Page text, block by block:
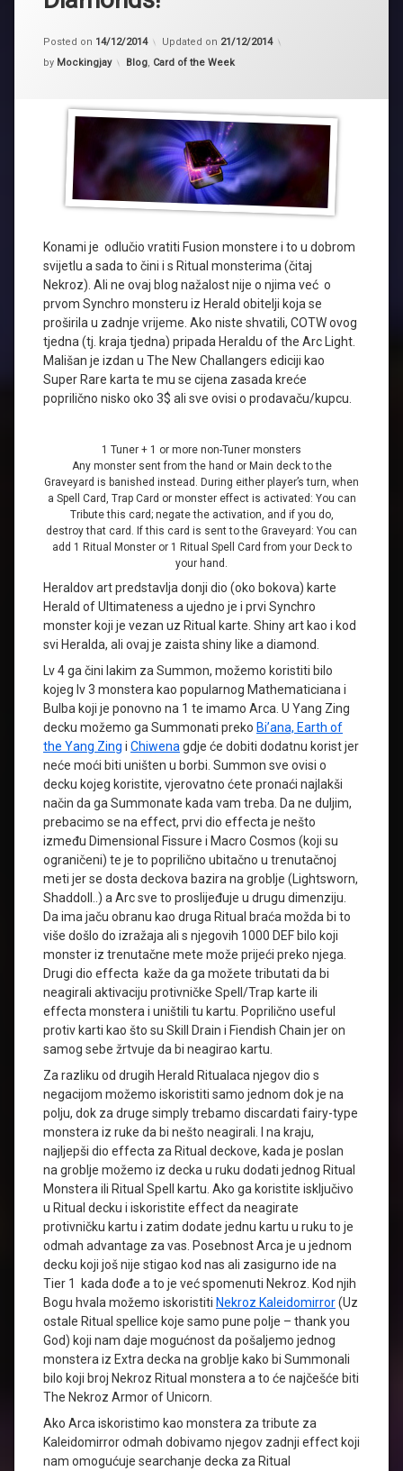
Posted on 14/12/2014 Updated on 21/12/2014
by Mockingjay Kategorije:
Blog, Card of the Week
Konami je odlučio vratiti Fusion monstere i to u dobrom
svijetlu a sada to čini i s Ritual monsterima (čitaj
Nekroz). Ali ne ovaj blog nažalost nije o njima već o
prvom Synchro monsteru iz Herald obitelji koja se
proširila u zadnje vrijeme. Ako niste shvatili, COTW ovog
tjedna (tj. kraja tjedna) pripada Heraldu of the Arc Light.
Mališan je izdan u The New Challangers ediciji kao
Super Rare karta te mu se cijena zasada kreće
poprilično nisko oko 3$ ali sve ovisi o prodavaču/kupcu.
1 Tuner + 1 or more non-Tuner monsters
Any monster sent from the hand or Main deck to the
Graveyard is banished instead. During either player’s turn, when
a Spell Card, Trap Card or monster effect is activated: You can
Tribute this card; negate the activation, and if you do,
destroy that card. If this card is sent to the Graveyard: You can
add 1 Ritual Monster or 1 Ritual Spell Card from your Deck to
your hand.
Heraldov art predstavlja donji dio (oko bokova) karte
Herald of Ultimateness a ujedno je i prvi Synchro
monster koji je vezan uz Ritual karte. Shiny art kao i kod
svi Heralda, ali ovaj je zaista shiny like a diamond.
Lv 4 ga čini lakim za Summon, možemo koristiti bilo
kojeg lv 3 monstera kao popularnog Mathematiciana i
Bulba koji je ponovno na 1 te imamo Arca. U Yang Zing
decku možemo ga Summonati preko Bi’ana, Earth of
the Yang Zing i Chiwena gdje će dobiti dodatnu korist jer
neće moći biti uništen u borbi. Summon sve ovisi o
decku kojeg koristite, vjerovatno ćete pronaći najlakši
način da ga Summonate kada vam treba. Da ne duljim,
prebacimo se na effect, prvi dio effecta je nešto
između Dimensional Fissure i Macro Cosmos (koji su
ograničeni) te je to poprilično ubitačno u trenutačnoj
meti jer se dosta deckova bazira na groblje (Lightsworn,
Shaddoll..) a Arc sve to proslijeđuje u drugu dimenziju.
Da ima jaču obranu kao druga Ritual braća možda bi to
više došlo do izražaja ali s njegovih 1000 DEF bilo koji
monster iz trenutačne mete može prijeći preko njega.
Drugi dio effecta kaže da ga možete tributati da bi
neagirali aktivaciju protivničke Spell/Trap karte ili
effecta monstera i uništili tu kartu. Poprilično useful
protiv karti kao što su Skill Drain i Fiendish Chain jer on
samog sebe žrtvuje da bi neagirao kartu.
Za razliku od drugih Herald Ritualaca njegov dio s
negacijom možemo iskoristiti samo jednom dok je na
polju, dok za druge simply trebamo discardati fairy-type
monstera iz ruke da bi nešto neagirali. I na kraju,
najljepši dio effecta za Ritual deckove, kada je poslan
na groblje možemo iz decka u ruku dodati jednog Ritual
Monstera ili Ritual Spell kartu. Ako ga koristite isključivo
u Ritual decku i iskoristite effect da neagirate
protivničku kartu i zatim dodate jednu kartu u ruku to je
odmah advantage za vas. Posebnost Arca je u jednom
decku koji još nije stigao kod nas ali zasigurno ide na
Tier 1 kada dođe a to je već spomenuti Nekroz. Kod njih
Bogu hvala možemo iskoristiti Nekroz Kaleidomirror(Uz
ostale Ritual spellice koje samo pune polje – thank you
God) koji nam daje mogućnost da pošaljemo jednog
monstera iz Extra decka na groblje kako bi Summonali
bilo koji broj Nekroz Ritual monstera a to će najčešće biti
The Nekroz Armor of Unicorn.
Ako Arca iskoristimo kao monstera za tribute za
Kaleidomirror odmah dobivamo njegov zadnji effect koji
nam omogućuje searchanje decka za Ritual